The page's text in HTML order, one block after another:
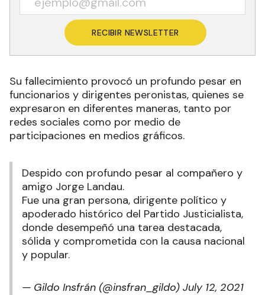
RECIBIR NEWSLETTER
Su fallecimiento provocó un profundo pesar en
funcionarios y dirigentes peronistas, quienes se
expresaron en diferentes maneras, tanto por
redes sociales como por medio de
participaciones en medios gráficos.
Despido con profundo pesar al compañero y
amigo Jorge Landau.
Fue una gran persona, dirigente político y
apoderado histórico del Partido Justicialista,
donde desempeñó una tarea destacada,
sólida y comprometida con la causa nacional
y popular.
— Gildo Insfrán (@insfran_gildo) July 12, 2021